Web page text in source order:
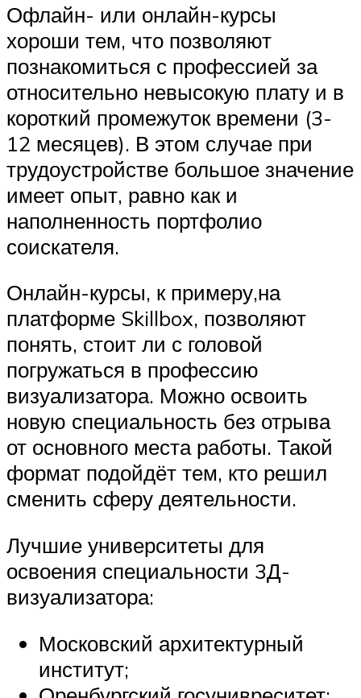
Офлайн- или онлайн-курсы
хороши тем, что позволяют
познакомиться с профессией за
относительно невысокую плату и в
короткий промежуток времени (3-
12 месяцев). В этом случае при
трудоустройстве большое значение
имеет опыт, равно как и
наполненность портфолио
соискателя.
Онлайн-курсы, к примеру,на
платформе Skillbox, позволяют
понять, стоит ли с головой
погружаться в профессию
визуализатора. Можно освоить
новую специальность без отрыва
от основного места работы. Такой
формат подойдёт тем, кто решил
сменить сферу деятельности.
Лучшие университеты для
освоения специальности 3Д-
визуализатора:
Московский архитектурный
институт;